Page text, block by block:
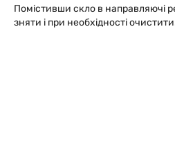
Помістивши скло в направляючі
зняти і при необхідності